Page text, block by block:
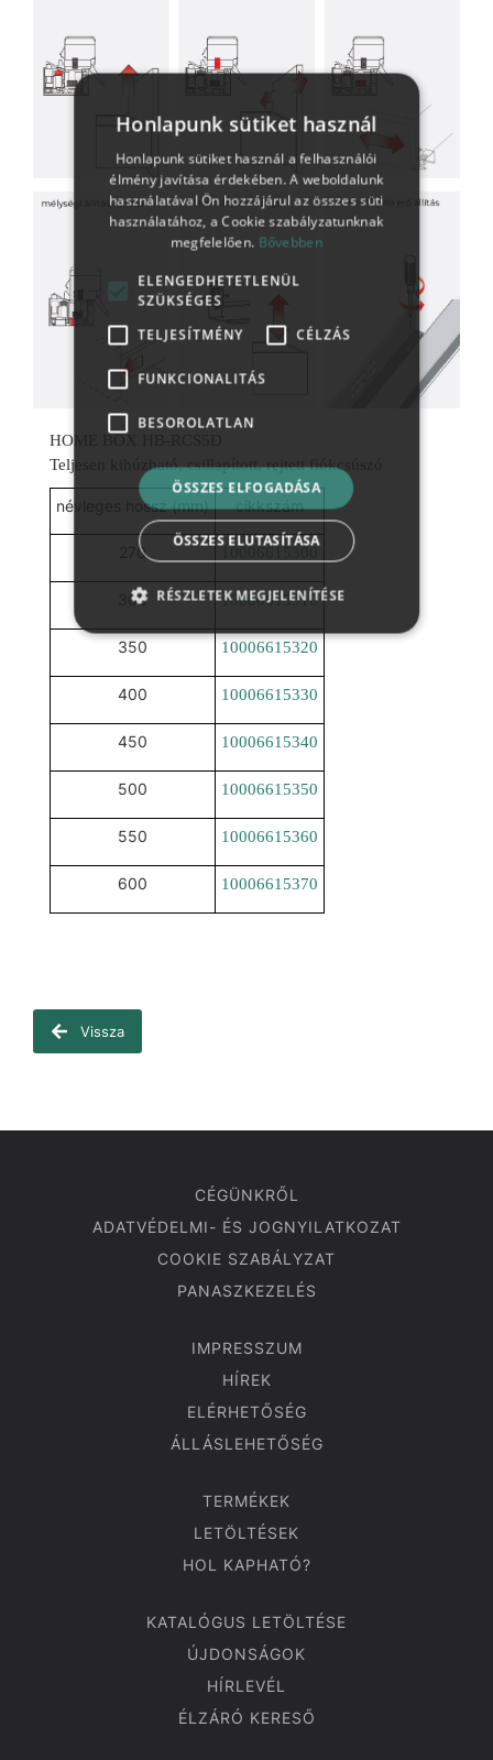
HOME BOX HB-RCS5D
Teljesen kihúzható, csillapított, rejtett fiókcsúszó
névleges hossz (mm) cikkszám
270
300 10006615310
350 10006615320
400 10006615330
450 10006615340
500 10006615350
550 10006615360
600 10006615370
Vissza
CÉGÜNKRŐL
ADATVÉDELMI- ÉS JOGNYILATKOZAT
COOKIE SZABÁLYZAT
PANASZKEZELÉS
IMPRESSZUM
HÍREK
ELÉRHETŐSÉG
ÁLLÁSLEHETŐSÉG
TERMÉKEK
LETÖLTÉSEK
HOL KAPHATÓ?
KATALÓGUS LETÖLTÉSE
ÚJDONSÁGOK
HÍRLEVÉL
ÉLZÁRÓ KERESŐ
Honlapunk sütiket használ
Honlapunk sütiket használ a felhasználói
élmény javítása érdekében. A weboldalunk
használatával Ön hozzájárul az összes süti
használatához, a Cookie szabályzatunknak
megfelelően. Bővebben
ELENGEDHETETLENÜL
SZÜKSÉGES
TELJESÍTMÉNY
CÉLZÁS
FUNKCIONALITÁS
BESOROLATLAN
ÖSSZES ELFOGADÁSA
ÖSSZES ELUTASÍTÁSA
RÉSZLETEK MEGJELENÍTÉSE